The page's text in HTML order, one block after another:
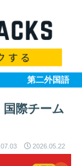
第二外国語
際チーム
2026.05.22